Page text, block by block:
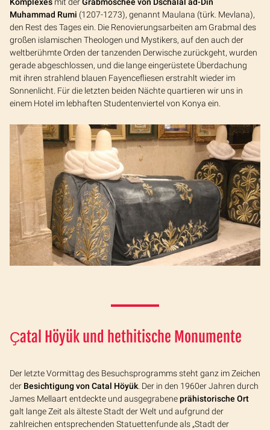
Muhammad Rumi (1207-1273), genannt Maulana (türk. Mevlana),
den Rest des Tages ein. Die Renovierungsarbeiten am Grabmal des
großen islamischen Theologen und Mystikers, auf den auch der
weltberühmte Orden der tanzenden Derwische zurückgeht, wurden
gerade abgeschlossen, und die lange eingerüstete Überdachung
mit ihren strahlend blauen Fayencefliesen erstrahlt wieder im
Sonnenlicht. Für die letzten beiden Nächte quartieren wir uns in
einem Hotel im lebhaften Studentenviertel von Konya ein.
Ҫatal Höyük und hethitische Monumente
Der letzte Vormittag des Besuchsprogramms steht ganz im Zeichen
der Besichtigung von Catal Höyük . Der in den 1960er Jahren durch
James Mellaart entdeckte und ausgegrabeneprähistorische Ort
galt lange Zeit als älteste Stadt der Welt und aufgrund der
zahlreichen entsprechenden Statuettenfunde als „Stadt der